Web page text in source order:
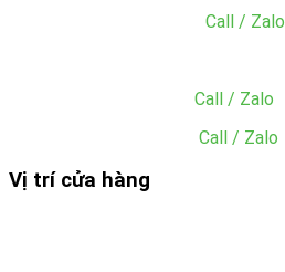
Call / Zalo
Call / Zalo
Call / Zalo
Vị trí cửa hàng